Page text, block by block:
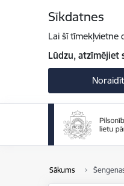
Sīkdatnes
Lai šī tīmekļvietne
Lūdzu, atzīmējiet
Noraidīt
Sākums